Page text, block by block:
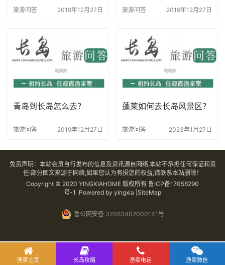
旅游问答 2019年12月27日 旅游问答 2019年12月27日
青岛到长岛怎么去？
旅游问答 2019年12月27日
蓬莱如何去长岛风景区？
旅游问答 2023年1月27日
免责声明：本站会员自行发布的信息及资讯源自网络,本站不承担任何保证和责
任!部分图文来源于网络,如果您认为有损您的权益,请联系本站删除！
Copyright © 2020 YINGXIAHOME 版权所有 鲁ICP备17056290
号-1 Powered by yingxia |SiteMap
鲁公网安备 37063402000141号
渔家主页 长岛攻略 渔家电话 渔家微信